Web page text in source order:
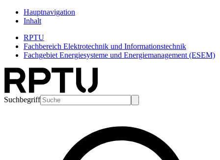
Hauptnavigation
Inhalt
RPTU
Fachbereich Elektrotechnik und Informationstechnik
Fachgebiet Energiesysteme und Energiemanagement (ESEM)
Suchbegriff